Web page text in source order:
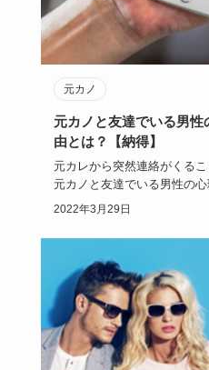
元カノ
元カノと友達でいる男
由とは？【納得】
元カレから突然連絡がくるこ
元カノと友達でいる男性の
ょう。
2022年3月29日